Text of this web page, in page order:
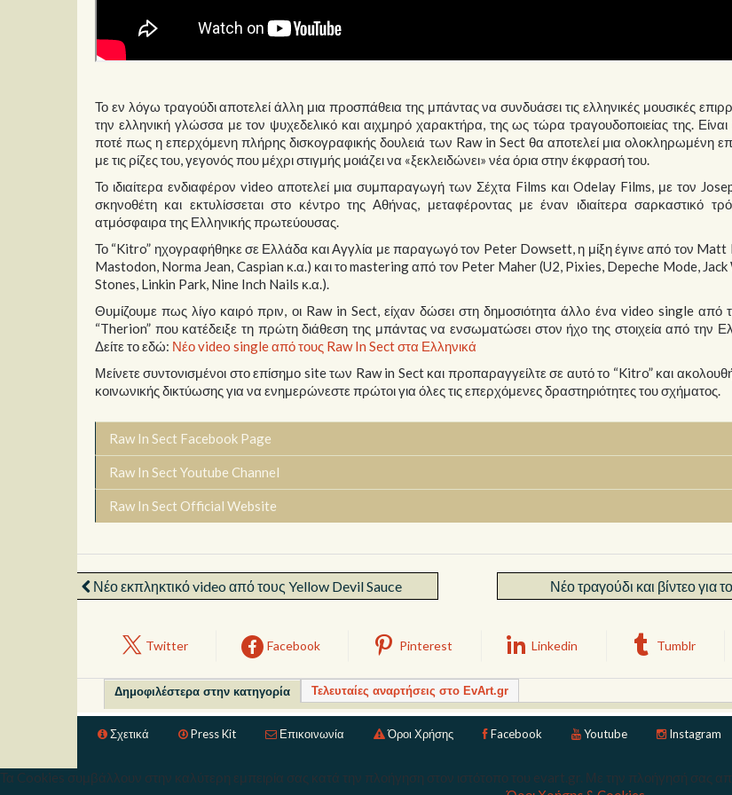
Το εν λόγω τραγούδι αποτελεί άλλη μια προσπάθεια της μπάντας να συνδυάσει τις ελληνικές μουσικές
την ελληνική γλώσσα με τον ψυχεδελικό και αιχμηρό χαρακτήρα, της ως τώρα τραγουδοποιείας της.
ποτέ πως η επερχόμενη πλήρης δισκογραφικής δουλειά των Raw in Sect θα αποτελεί μια ολοκληρωμένη
με τις ρίζες του, γεγονός που μέχρι στιγμής μοιάζει να «ξεκλειδώνει» νέα όρια στην έκφρασή του.
Το ιδιαίτερα ενδιαφέρον video αποτελεί μια συμπαραγωγή των Σέχτα Films και Odelay Films, με τον
σκηνοθέτη και εκτυλίσσεται στο κέντρο της Αθήνας, μεταφέροντας με έναν ιδιαίτερα σαρκαστικό
ατμόσφαιρα της Ελληνικής πρωτεύουσας.
Το “Kitro” ηχογραφήθηκε σε Ελλάδα και Αγγλία με παραγωγό τον Peter Dowsett, η μίξη έγινε από τον
Mastodon, Norma Jean, Caspian κ.α.) και το mastering από τον Peter Maher (U2, Pixies, Depeche Mode,
Stones, Linkin Park, Nine Inch Nails κ.α.).
Θυμίζουμε πως λίγο καιρό πριν, οι Raw in Sect, είχαν δώσει στη δημοσιότητα άλλο ένα video single από
“Therion” που κατέδειξε τη πρώτη διάθεση της μπάντας να ενσωματώσει στον ήχο της στοιχεία από την
Δείτε το εδώ: Νέο video single από τους Raw In Sect στα Ελληνικά
Μείνετε συντονισμένοι στο επίσημο site των Raw in Sect και προπαραγγείλτε σε αυτό το “Kitro” και
κοινωνικής δικτύωσης για να ενημερώνεστε πρώτοι για όλες τις επερχόμενες δραστηριότητες του σχήματος.
Raw In Sect Facebook Page
Raw In Sect Youtube Channel
Raw In Sect Official Website
Νέο εκπληκτικό video από τους Yellow Devil Sauce Νέο τραγούδι και βίντεο για
Twitter Facebook Pinterest Linkedin Tumblr
Δημοφιλέστερα στην κατηγορία Τελευταίες αναρτήσεις στο EvArt.gr
Σχετικά Press Kit Επικοινωνία Όροι Χρήσης Facebook Youtube Instagram
Copyright © 2026 Ev Art. Με την
Τα Cookies συμβάλλουν στην καλύτερη εμπειρία σας κατά την πλοήγηση στον ιστότοπο του evart.gr. Με την πλοήγησή σας